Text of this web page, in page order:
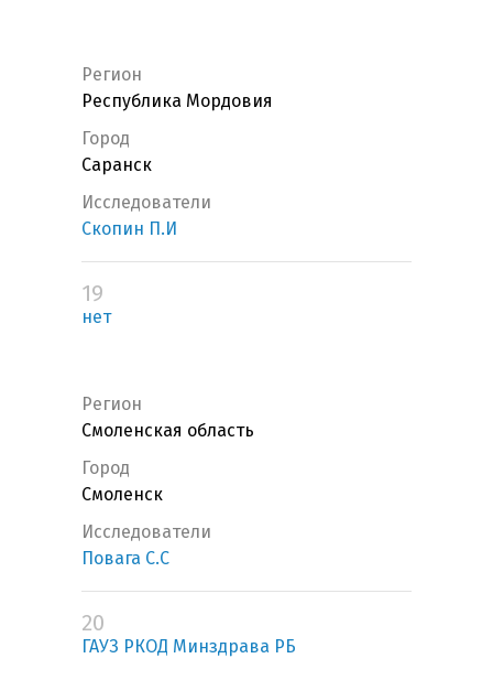
Регион
Республика Мордовия
Город
Саранск
Исследователи
Скопин П.И
19
нет
Регион
Смоленская область
Город
Смоленск
Исследователи
Повага С.С
20
ГАУЗ РКОД Минздрава РБ